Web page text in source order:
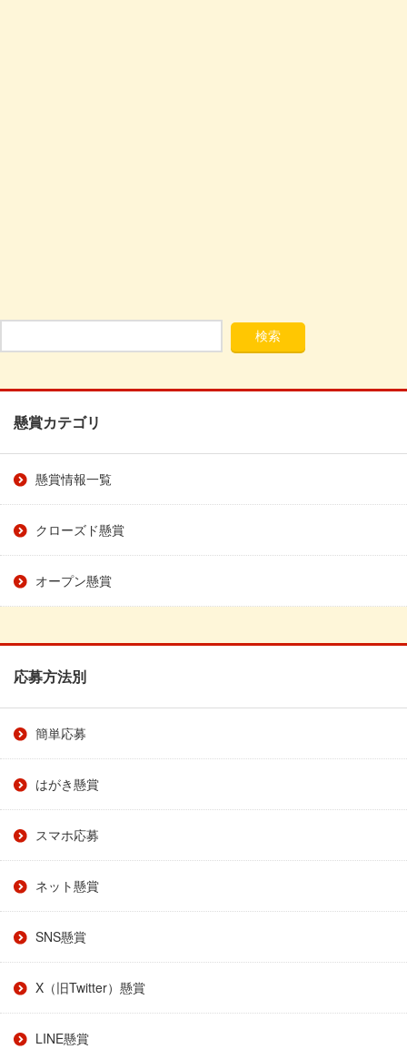
懸賞カテゴリ
懸賞情報一覧
クローズド懸賞
オープン懸賞
応募方法別
簡単応募
はがき懸賞
スマホ応募
ネット懸賞
SNS懸賞
X（旧Twitter）懸賞
LINE懸賞